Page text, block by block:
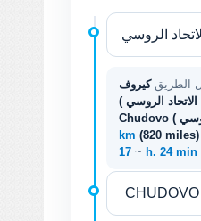
الطريقكيروف
الروسي ) -
km (820 miles)
~ 17 h. 24 min